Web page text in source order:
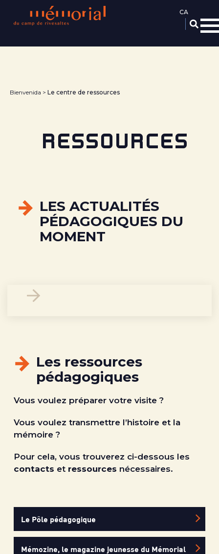
Bienvenida Le centre de ressources
RESSOURCES
LES ACTUALITÉS
PÉDAGOGIQUES DU
MOMENT
Les ressources
pédagogiques
Vous voulez préparer votre visite ?
Vous voulez transmettre l’histoire et la
mémoire ?
Pour cela, vous trouverez ci-dessous les
contacts et ressources nécessaires.
Le Pôle pédagogique
Mémozine, le magazine jeunesse du Mémorial